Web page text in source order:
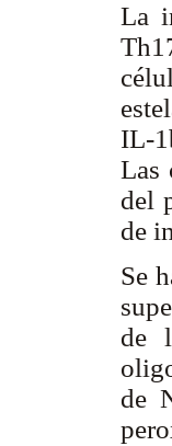
La
IL-
Las
del
de
Se
de
de